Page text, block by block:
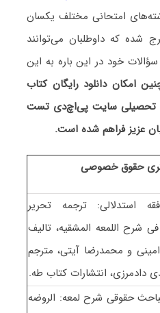
امتحانی مختلف یکسان
شده که داوطلبان می‌توانند
خود در این باره به این
امکان دانلود رایگان کتاب
تحصیلی سایت پی‌اچ‌دی تست
عزیز فراهم شده است.
حقوق خصوصی
استدلالی: ترجمه تحریر
شرح اللمعه المشقیه، تالیف
و محمدرضا آیتی، مترجم
دادمرزی، انتشارات کتاب طه.
حقوقی شرح لمعه: الروضه